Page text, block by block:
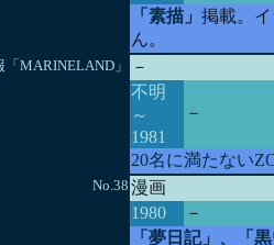
「素描」 掲載。
ん。
「MARINELAND」
－
不明
～
1981
－
20名に満たない
No.38 漫画
1980
－
「夢日記」、「